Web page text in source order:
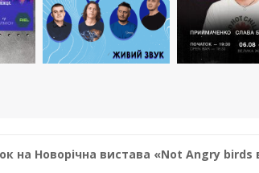
на Новорічна вистава «Not Angry birds